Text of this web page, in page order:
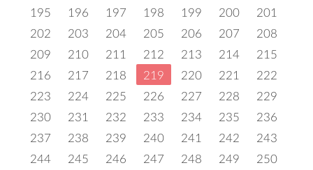
195
196 197 198 199 200
201
202
203 204 205 206 207
208
209
210 211 212 213 214
215
216
217 218 219 220 221
222
223
224 225 226 227 228
229
230
231 232 233 234 235
236
237
238 239 240 241 242
243
244
245 246 247 248 249
250